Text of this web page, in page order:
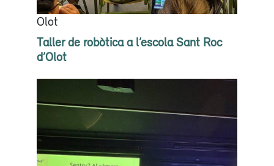
Olot
Taller de robòtica a l’escola Sant Roc
d’Olot